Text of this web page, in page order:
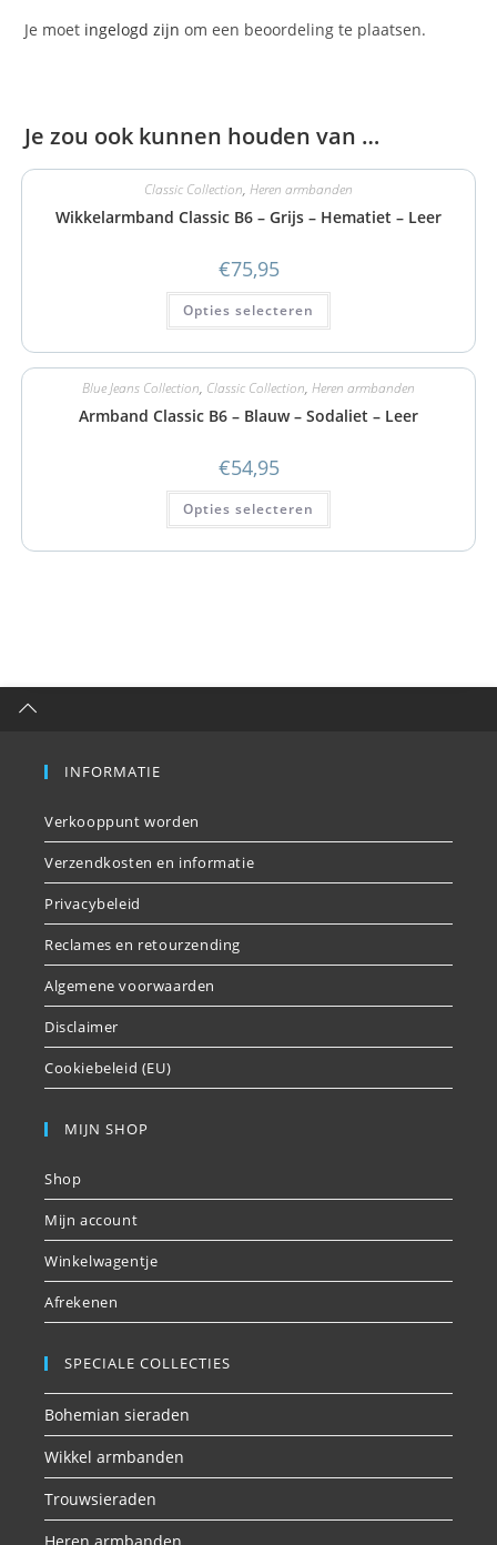
Je moet ingelogd zijn om een beoordeling te plaatsen.
Je zou ook kunnen houden van …
Classic Collection, Heren armbanden
Wikkelarmband Classic B6 – Grijs – Hematiet – Leer
€75,95
Opties selecteren
Blue Jeans Collection, Classic Collection, Heren armbanden
Armband Classic B6 – Blauw – Sodaliet – Leer
€54,95
Opties selecteren
INFORMATIE
Verkooppunt worden
Verzendkosten en informatie
Privacybeleid
Reclames en retourzending
Algemene voorwaarden
Disclaimer
Cookiebeleid (EU)
MIJN SHOP
Shop
Mijn account
Winkelwagentje
Afrekenen
SPECIALE COLLECTIES
Bohemian sieraden
Wikkel armbanden
Trouwsieraden